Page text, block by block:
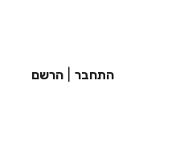
התחבר הרשם